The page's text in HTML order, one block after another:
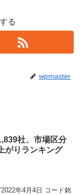
る
wpmaster
社、市場区分
がりランキング
月4日 コード銘